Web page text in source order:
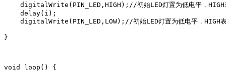
digitalWrite(PIN_LED,HIGH);//初始LED灯置为低电平，
    delay(i);
digitalWrite(PIN_LED,LOW);//初始LED灯置为低电平，HIGH
}
void loop() {